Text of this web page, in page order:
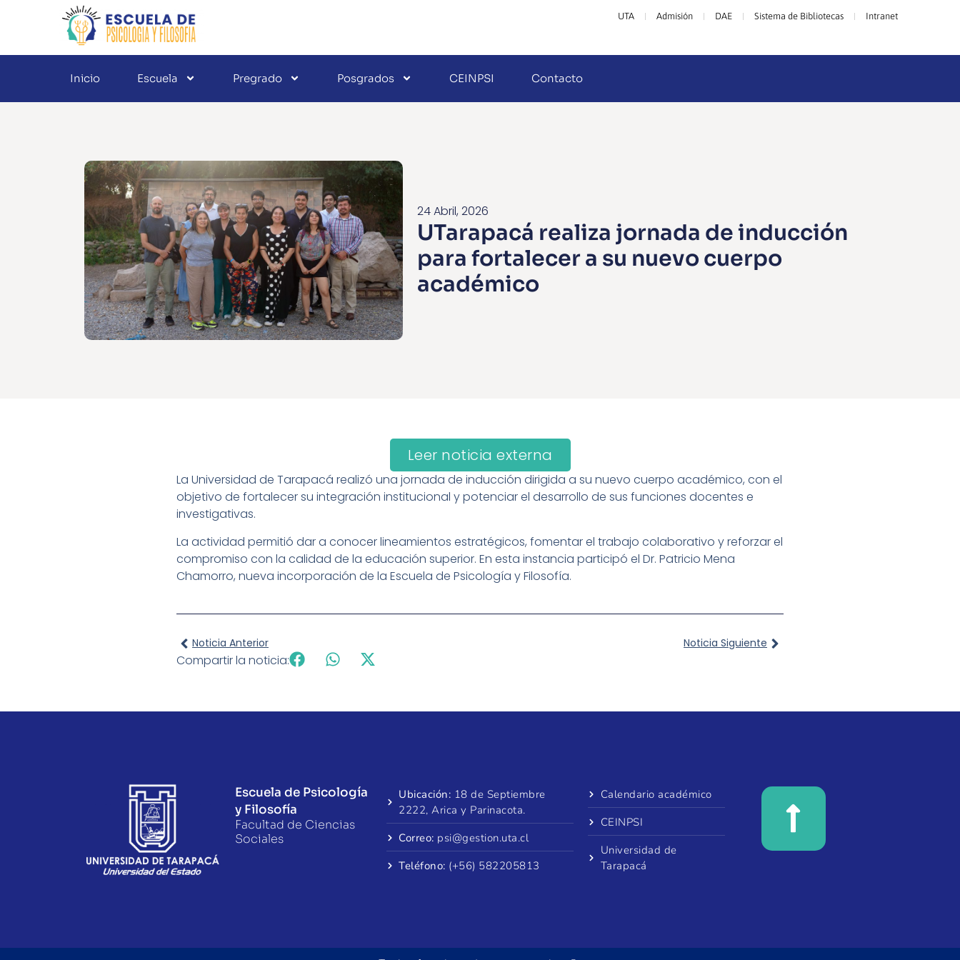
UTA Admisión DAE Sistema de Bibliotecas Intranet
Inicio Escuela Pregrado Posgrados CEINPSI Contacto
24 Abril, 2026
UTarapacá realiza jornada de inducción
para fortalecer a su nuevo cuerpo
académico
Leer noticia externa
La Universidad de Tarapacá realizó una jornada de inducción dirigida a su nuevo cuerpo académico, con el
objetivo de fortalecer su integración institucional y potenciar el desarrollo de sus funciones docentes e
investigativas.
La actividad permitió dar a conocer lineamientos estratégicos, fomentar el trabajo colaborativo y reforzar el
compromiso con la calidad de la educación superior. En esta instancia participó el Dr. Patricio Mena
Chamorro, nueva incorporación de la Escuela de Psicología y Filosofía.
Noticia Anterior Noticia Siguiente
Compartir la noticia:
Escuela de Psicología
y Filosofía
Facultad de Ciencias
Sociales
Ubicación: 18 de Septiembre
2222, Arica y Parinacota.
Correo: psi@gestion.uta.cl
Teléfono: (+56) 582205813
Calendario académico
CEINPSI
Universidad de
Tarapacá